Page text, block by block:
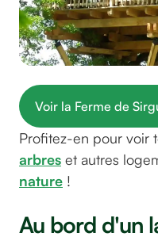
Voir la Ferme de
Profitez-en pour voir
arbres et autres
nature !
Au bord d'un